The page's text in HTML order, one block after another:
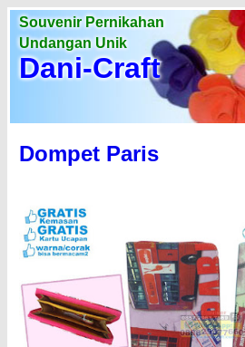
Souvenir Pernikahan
Undangan Unik
Dani-Craft
Dompet Paris